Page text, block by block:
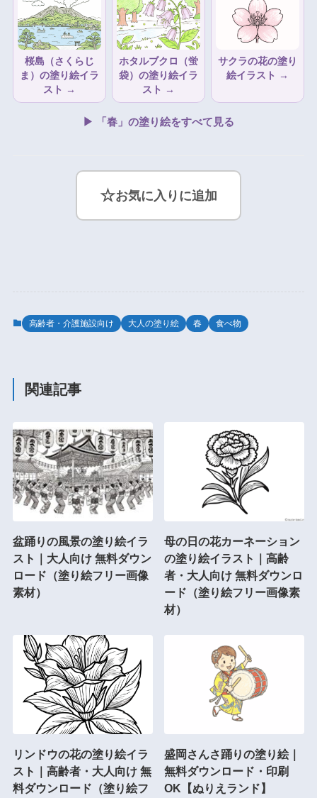
桜島（さくらじ
ま）の塗り絵イラ
スト →
ホタルブクロ（蛍
袋）の塗り絵イラ
スト →
サクラの花の塗り
絵イラスト →
▶ 「春」の塗り絵をすべて見る
☆お気に入りに追加
高齢者・介護施設向け 大人の塗り絵 春 食べ物
関連記事
盆踊りの風景の塗り絵イラ
スト｜大人向け 無料ダウン
ロード（塗り絵フリー画像
素材）
母の日の花カーネーション
の塗り絵イラスト｜高齢
者・大人向け 無料ダウンロ
ード（塗り絵フリー画像素
材）
リンドウの花の塗り絵イラ
スト｜高齢者・大人向け 無
料ダウンロード（塗り絵フ
盛岡さんさ踊りの塗り絵｜
無料ダウンロード・印刷
OK【ぬりえランド】